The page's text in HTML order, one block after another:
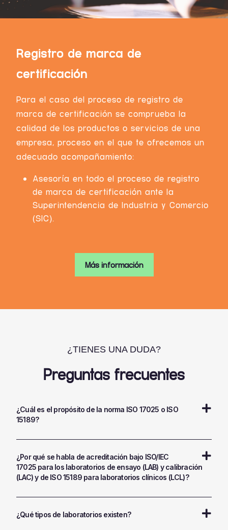
Registro de marca de
certificación
Para el caso del proceso de registro de
marca de certificación se comprueba la
calidad de los productos o servicios de una
empresa, proceso en el que te ofrecemos un
adecuado acompañamiento:
Asesoría en todo el proceso de registro
de marca de certificación ante la
Superintendencia de Industria y Comercio
(SIC).
Más información
¿TIENES UNA DUDA?
Preguntas frecuentes
¿Cuál es el propósito de la norma ISO 17025 o ISO
15189?
¿Por qué se habla de acreditación bajo ISO/IEC
17025 para los laboratorios de ensayo (LAB) y calibración
(LAC) y de ISO 15189 para laboratorios clínicos (LCL)?
¿Qué tipos de laboratorios existen?